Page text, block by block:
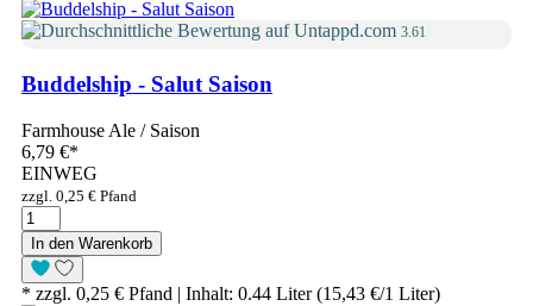
3.61
Buddelship - Salut Saison
Farmhouse Ale / Saison
6,79 €*
EINWEG
zzgl. 0,25 € Pfand
In den Warenkorb
* zzgl. 0,25 € Pfand | Inhalt: 0.44 Liter (15,43 €/1 Liter)